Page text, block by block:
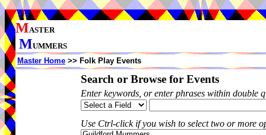
MASTER
MUMMERS
Master Home >> Folk Play Events
Search or Browse for Events
Enter keywords, or enter phrases within double
Use Ctrl-click if you wish to select two or more